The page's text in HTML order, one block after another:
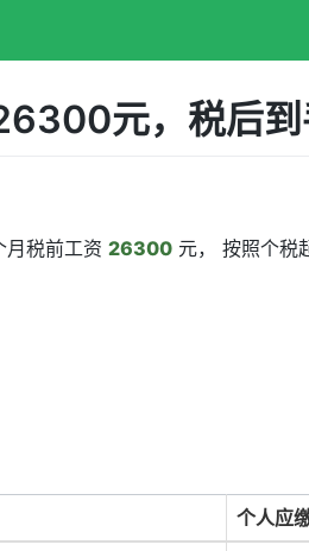
元，税后到
月税前工资 26300 元， 按照个税
个人应